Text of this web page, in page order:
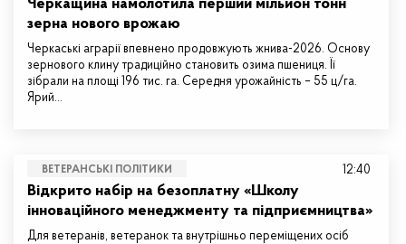
Черкащина намолотила перший мільйон тонн
зерна нового врожаю
Черкаські аграрії впевнено продовжують жнива-2026. Основу
зернового клину традиційно становить озима пшениця. Її
зібрали на площі 196 тис. га. Середня урожайність – 55 ц/га.
Ярий…
ВЕТЕРАНСЬКІ ПОЛІТИКИ
Відкрито набір на безоплатну «Школу
інноваційного менеджменту та підприємництва»
Для ветеранів, ветеранок та внутрішньо переміщених осіб
12:40